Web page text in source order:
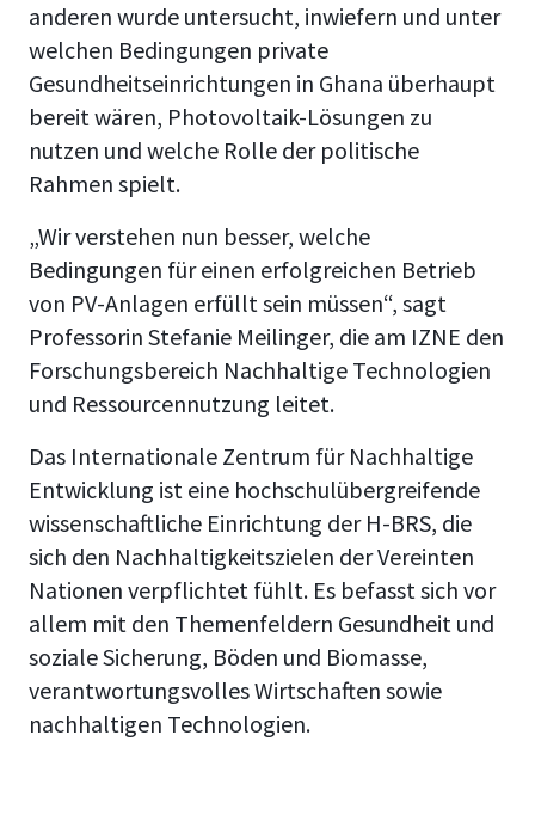
anderen wurde untersucht, inwiefern und unter
welchen Bedingungen private
Gesundheitseinrichtungen in Ghana überhaupt
bereit wären, Photovoltaik-Lösungen zu
nutzen und welche Rolle der politische
Rahmen spielt.
„Wir verstehen nun besser, welche
Bedingungen für einen erfolgreichen Betrieb
von PV-Anlagen erfüllt sein müssen“, sagt
Professorin Stefanie Meilinger, die am IZNE den
Forschungsbereich Nachhaltige Technologien
und Ressourcennutzung leitet.
Das Internationale Zentrum für Nachhaltige
Entwicklung ist eine hochschulübergreifende
wissenschaftliche Einrichtung der H-BRS, die
sich den Nachhaltigkeitszielen der Vereinten
Nationen verpflichtet fühlt. Es befasst sich vor
allem mit den Themenfeldern Gesundheit und
soziale Sicherung, Böden und Biomasse,
verantwortungsvolles Wirtschaften sowie
nachhaltigen Technologien.